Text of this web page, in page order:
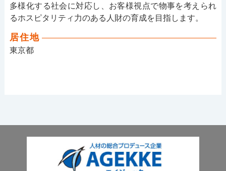
多様化する社会に対応し、お客様視点で物事を考えられ
るホスピタリティ力のある人財の育成を目指します。
居住地
東京都